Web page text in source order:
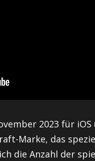
2023 für
Marke, das
die Anzahl der